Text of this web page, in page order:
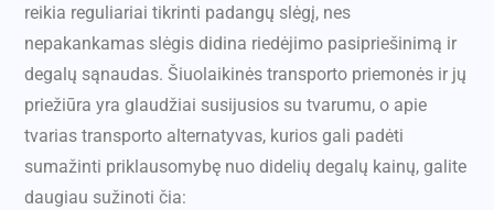
reikia reguliariai tikrinti padangų slėgį, nes
nepakankamas slėgis didina riedėjimo pasipriešinimą ir
degalų sąnaudas. Šiuolaikinės transporto priemonės ir jų
priežiūra yra glaudžiai susijusios su tvarumu, o apie
tvarias transporto alternatyvas, kurios gali padėti
sumažinti priklausomybę nuo didelių degalų kainų, galite
daugiau sužinoti čia: